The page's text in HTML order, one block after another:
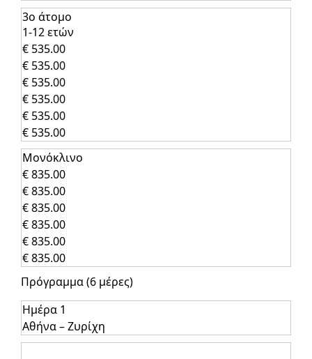
3ο άτομο
1-12 ετών
€ 535.00
€ 535.00
€ 535.00
€ 535.00
€ 535.00
€ 535.00
Μονόκλινο
€ 835.00
€ 835.00
€ 835.00
€ 835.00
€ 835.00
€ 835.00
Πρόγραμμα (6 μέρες)
Ημέρα 1
Αθήνα – Ζυρίχη